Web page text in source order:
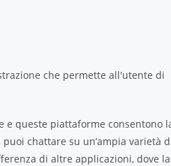
che permette all'utente di
e queste piattaforme consentono
chattare su un’ampia varietà
di altre applicazioni, dove la